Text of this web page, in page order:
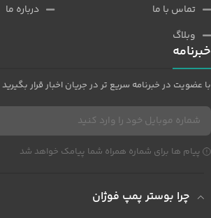
تماس با ما
وبلاگ
درباره ما
خبرنامه
با عضویت در خبرنامه سریع تر در جریان اخبار قرار
پیام ها برای شماره همراه شما پیامک خواهد شد
چرا بوستر پمپ فوژان